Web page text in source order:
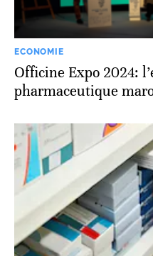
ECONOMIE
Officine Expo 2024:
pharmaceutique